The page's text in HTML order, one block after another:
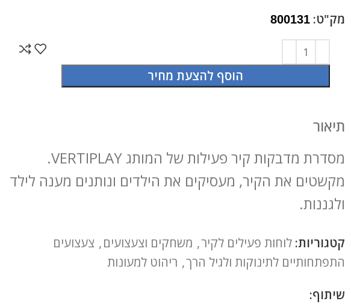
מק"ט: 800131
הוסף להצעת מחיר
תיאור
מסדרת מדבקות קיר פעילות של המותג VERTIPLAY.
מקשטים את הקיר, מעסיקים את הילדים ונותנים מענה לילד
ולגננות.
קטגוריות: לוחות פעילים לקיר, משחקים וצעצועים, צעצועים
התפתחותיים לתינוקות ולגיל הרך, ריהוט למעונות
שיתוף: